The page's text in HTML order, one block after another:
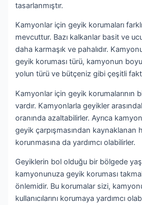
tasarlanmıştır.
Kamyonlar için geyik korumaları
mevcuttur. Bazı kalkanlar basit ve
daha karmaşık ve pahalıdır.
geyik koruması türü, kamyonun
yolun türü ve bütçeniz gibi çeşitli
Kamyonlar için geyik korumalarının
vardır. Kamyonlarla geyikler
oranında azaltabilirler. Ayrıca
geyik çarpışmasından kaynaklanan
korunmasına da yardımcı olabilirler.
Geyiklerin bol olduğu bir bölgede
kamyonunuza geyik koruması
önlemidir. Bu korumalar sizi,
kullanıcılarını korumaya yardımcı